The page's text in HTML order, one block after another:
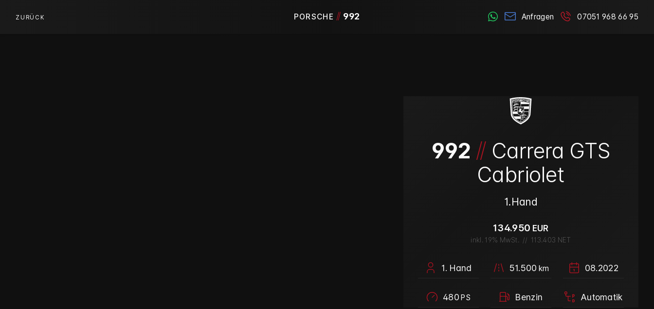
ZURÜCK PORSCHE // 992 Anfragen 07051 968 66 95
992 // Carrera GTS
Cabriolet
1.Hand
134.950 EUR
inkl. 19% MwSt. // 113.403 NET
1. Hand 51.500 km 08.2022
480 PS Benzin Automatik